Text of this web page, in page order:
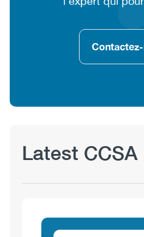
Latest
Image